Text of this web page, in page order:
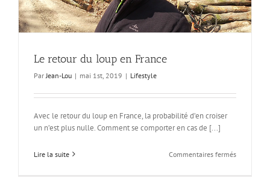
Le retour du loup en France
Par Jean-Lou | mai 1st, 2019 | Lifestyle
Avec le retour du loup en France, la probabilité d’en croiser
un n’est plus nulle. Comment se comporter en cas de [...]
Lire la suite Commentaires ferméssur